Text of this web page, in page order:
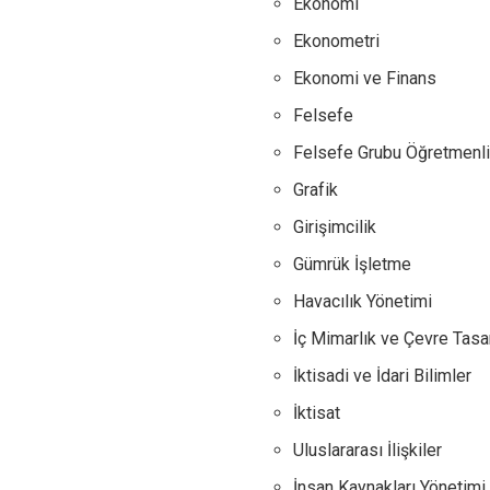
Ekonometri
Ekonomi ve Finans
Felsefe
Felsefe Grubu
Grafik
Girişimcilik
Gümrük İşletme
Havacılık Yönetimi
İç Mimarlık ve Çevre
İktisadi ve İdari Bilimler
İktisat
Uluslararası İlişkiler